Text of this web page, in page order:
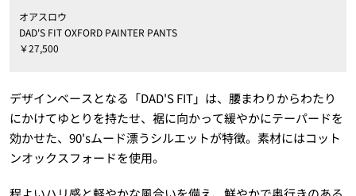
オアスロウ
DAD'S FIT OXFORD PAINTER PANTS
￥27,500
デザインベースとなる「DAD'S FIT」は、腰まわりからわたり
にかけてゆとりを持たせ、裾に向かって緩やかにテーパードを
効かせた、90'sムード漂うシルエットが特徴。素材にはコット
ンオックスフォードを使用。